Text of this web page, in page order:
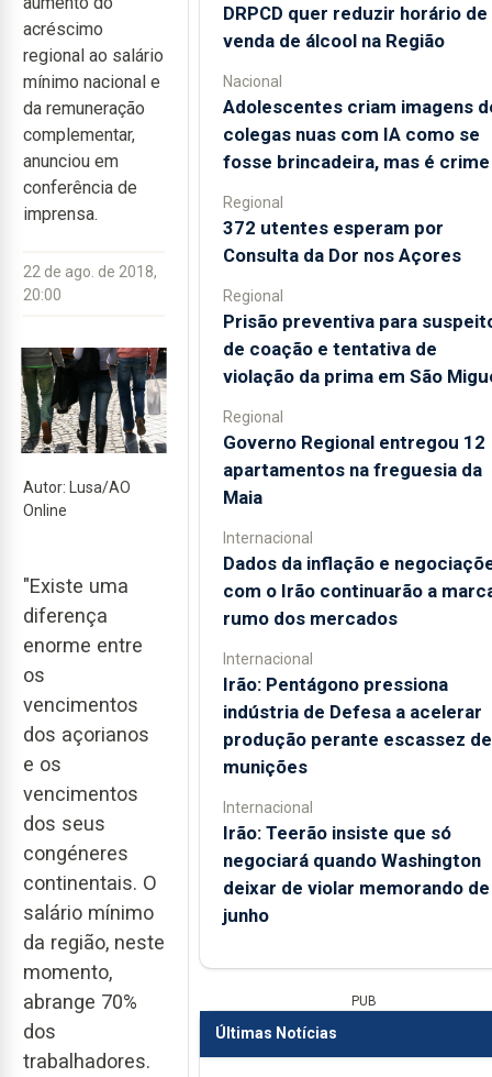
acréscimo
regional ao salário
mínimo nacional e
da remuneração
complementar,
anunciou em
conferência de
imprensa.
22 de ago. de 2018,
20:00
Autor: Lusa/AO
Online
"Existe uma
diferença
enorme entre
os
vencimentos
dos açorianos
e os
vencimentos
dos seus
congéneres
continentais. O
salário mínimo
da região, neste
momento,
abrange 70%
dos
trabalhadores.
DRPCD quer reduzir horário de
venda de álcool na Região
Nacional
Adolescentes criam imagens
colegas nuas com IA como se
fosse brincadeira, mas é crime
Regional
372 utentes esperam por
Consulta da Dor nos Açores
Regional
Prisão preventiva para
de coação e tentativa de
violação da prima em São
Regional
Governo Regional entregou 12
apartamentos na freguesia da
Maia
Internacional
Dados da inflação e
com o Irão continuarão a
rumo dos mercados
Internacional
Irão: Pentágono pressiona
indústria de Defesa a acelerar
produção perante escassez de
munições
Internacional
Irão: Teerão insiste que só
negociará quando Washington
deixar de violar memorando de
junho
PUB
Últimas Notícias